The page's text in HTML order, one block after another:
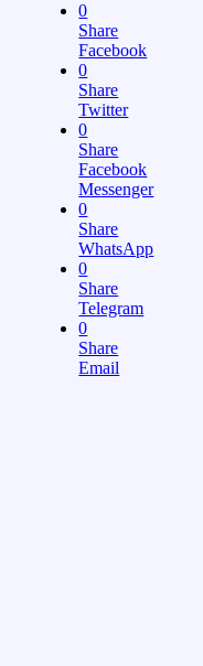
0
Share
Facebook
0
Share
Twitter
0
Share
Facebook
Messenger
0
Share
WhatsApp
0
Share
Telegram
0
Share
Email